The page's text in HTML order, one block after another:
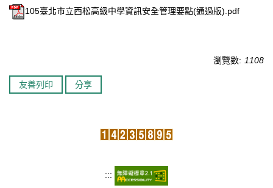
西松學習歷程檔案
105臺北市立西松高級中學資訊安全管理要點(通過版).pdf
瀏覽數: 1108
友善列印 分享
:::